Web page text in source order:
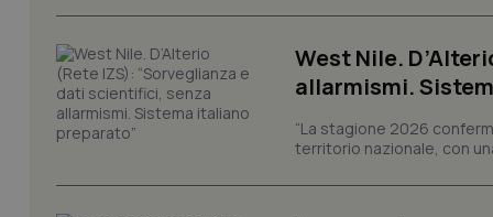
West Nile.
allarmismi.
“La stagione 2026
territorio nazionale, con
tracking-sites-
tracking-sites-